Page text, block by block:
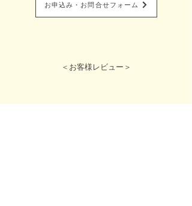
お申込み・お問合せフォーム
＜お客様レビュー＞